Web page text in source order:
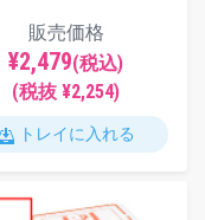
販売価格
¥2,479(税込)
(税抜 ¥2,254)
トレイに入れる